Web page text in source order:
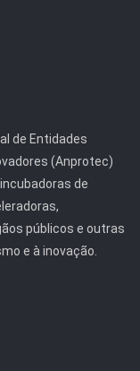
de Entidades
(Anprotec)
de
públicos e outras
e à inovação.